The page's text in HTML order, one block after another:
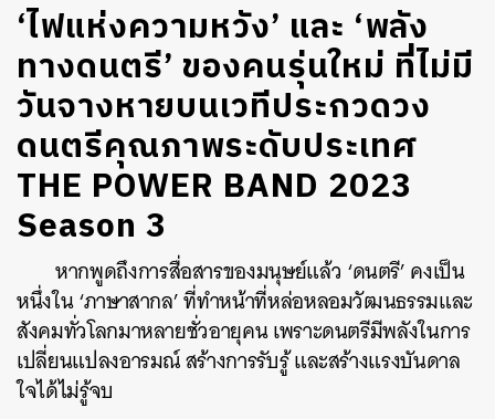
‘ไฟแห่งความหวัง’ และ ‘พลัง
ทางดนตรี’ ของคนรุ่นใหม่ ที่ไม่มี
วันจางหายบนเวทีประกวดวง
ดนตรีคุณภาพระดับประเทศ
THE POWER BAND 2023
Season 3
หากพูดถึงการสื่อสารของมนุษย์แล้ว ‘ดนตรี’ คงเป็น
หนึ่งใน ‘ภาษาสากล’ ที่ทำหน้าที่หล่อหลอมวัฒนธรรมและ
สังคมทั่วโลกมาหลายชั่วอายุคน เพราะดนตรีมีพลังในการ
เปลี่ยนแปลงอารมณ์ สร้างการรับรู้ และสร้างแรงบันดาล
ใจได้ไม่รู้จบ